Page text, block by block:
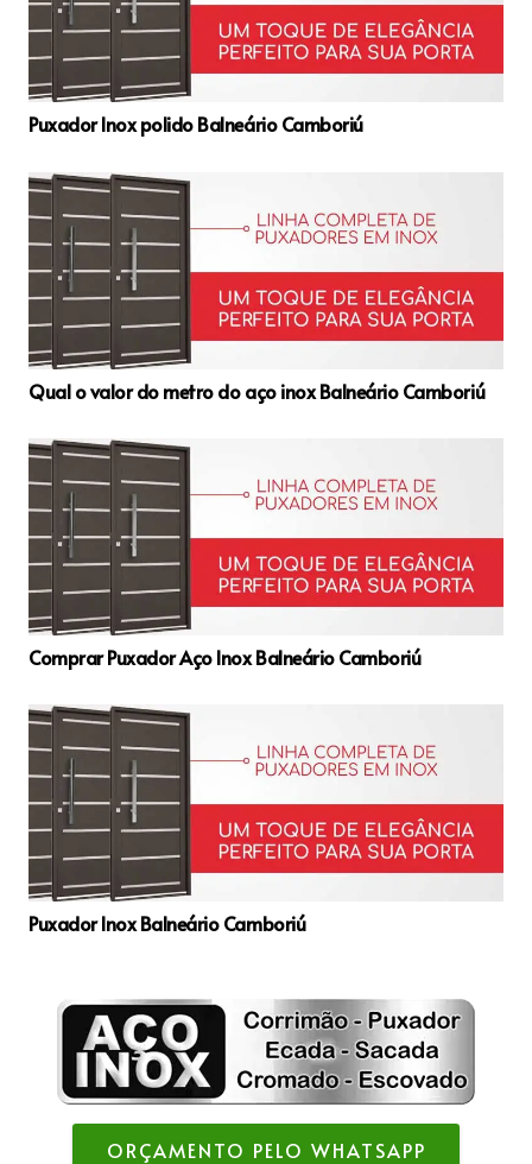
Puxador Inox polido Balneário Camboriú
Qual o valor do metro do aço inox Balneário Camboriú
Comprar Puxador Aço Inox Balneário Camboriú
Puxador Inox Balneário Camboriú
ORÇAMENTO PELO WHATSAPP